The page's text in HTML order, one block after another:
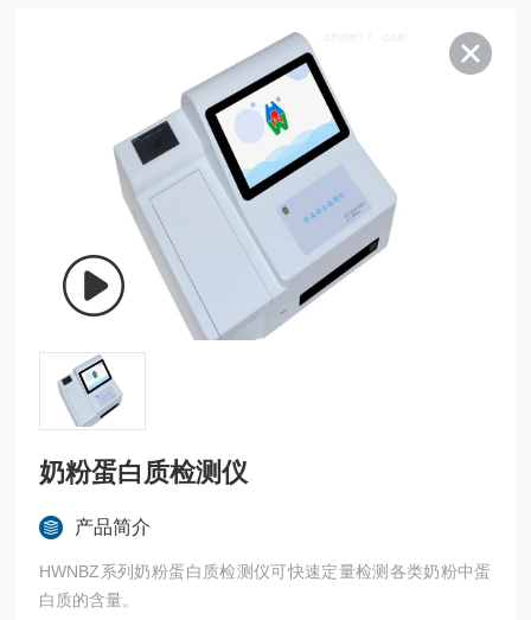
奶粉蛋白质检测仪
产品简介
HWNBZ系列奶粉蛋白质检测仪可快速定量检测各类奶粉中蛋
白质的含量。